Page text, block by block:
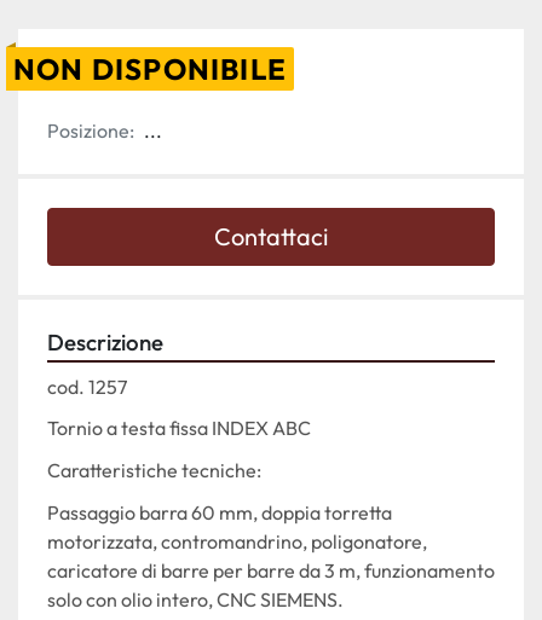
NON DISPONIBILE
Posizione: ...
Contattaci
Descrizione
cod. 1257
Tornio a testa fissa INDEX ABC
Caratteristiche tecniche:
Passaggio barra 60 mm, doppia torretta
motorizzata, contromandrino, poligonatore,
caricatore di barre per barre da 3 m, funzionamento
solo con olio intero, CNC SIEMENS.